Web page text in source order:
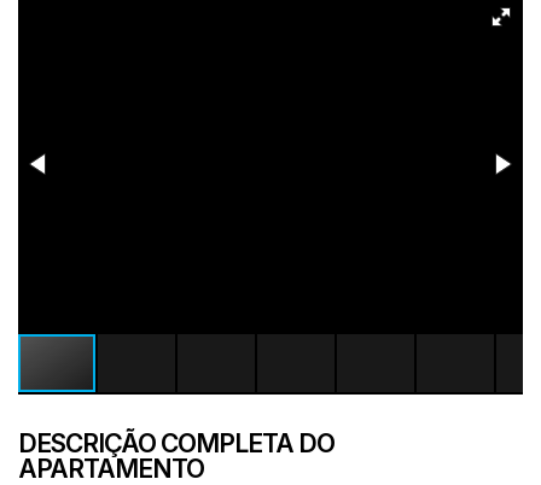
DESCRIÇÃO COMPLETA DO
APARTAMENTO